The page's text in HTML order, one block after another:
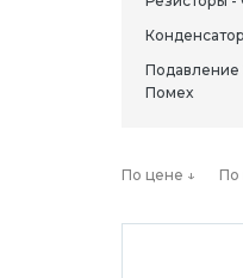
Подавление
Помех
По цене ↓ По